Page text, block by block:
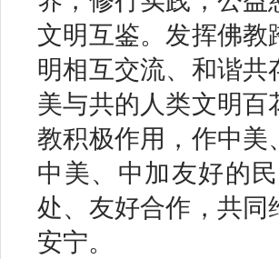
文明互鉴。发挥佛
明相互交流、和谐
美与共的人类文明
教积极作用，作中
中美、中加友好的
处、友好合作，共
安宁。